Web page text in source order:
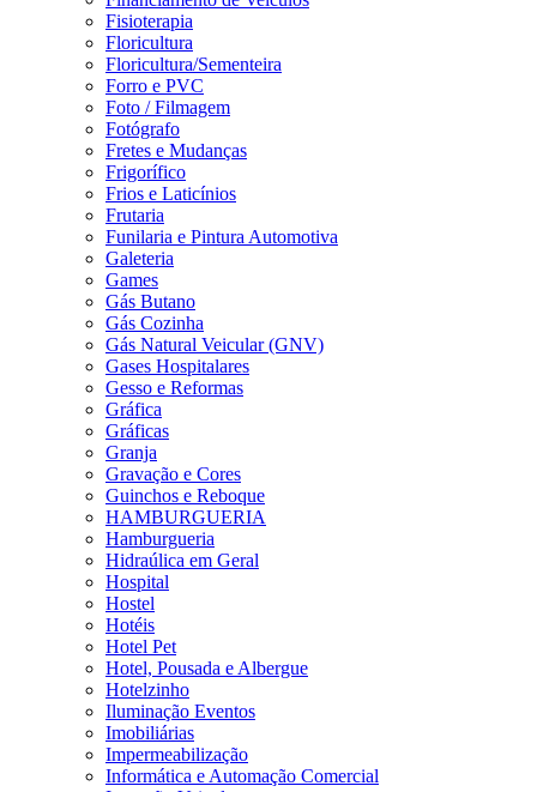
Fisioterapia
Floricultura
Floricultura/Sementeira
Forro e PVC
Foto / Filmagem
Fotógrafo
Fretes e Mudanças
Frigorífico
Frios e Laticínios
Frutaria
Funilaria e Pintura Automotiva
Galeteria
Games
Gás Butano
Gás Cozinha
Gás Natural Veicular (GNV)
Gases Hospitalares
Gesso e Reformas
Gráfica
Gráficas
Granja
Gravação e Cores
Guinchos e Reboque
HAMBURGUERIA
Hamburgueria
Hidraúlica em Geral
Hospital
Hostel
Hotéis
Hotel Pet
Hotel, Pousada e Albergue
Hotelzinho
Iluminação Eventos
Imobiliárias
Impermeabilização
Informática e Automação Comercial